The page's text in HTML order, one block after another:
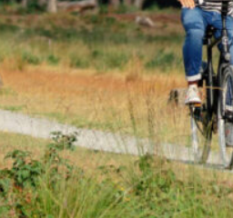
en ontwikkelingen die op
Ondernemer helpt
advies dat praktisch is,
voor jouw bedrijf.